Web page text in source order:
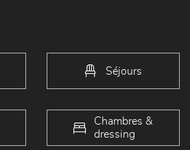
Séjours
Chambres &
dressing